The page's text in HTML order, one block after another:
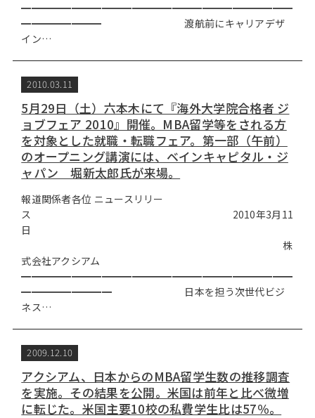
━━━━━━━━━━━━━━━━━━━━━━━━━━━
━━━━━━━━ 渡航前にキャリアデザ
イン…
2010.03.11
5月29日（土）六本木にて『海外大学院合格者 ジ
ョブフェア 2010』開催。MBA留学等をされる方
を対象とした就職・転職フェア。第一部（午前）
のオープニング講演には、ベインキャピタル・ジ
ャパン 堀新太郎氏が来場。
報道関係者各位 ニュースリリー
ス 2010年3月11
日
株
式会社アクシアム
━━━━━━━━━━━━━━━━━━━━━━━━━━━
━━━━━━━━━ 日本を担う次世代ビジ
ネス…
2009.12.10
アクシアム、日本からのMBA留学生数の推移調査
を実施。その結果を公開。米国は前年と比べ微増
に転じた。米国主要10校の私費学生比は57％。